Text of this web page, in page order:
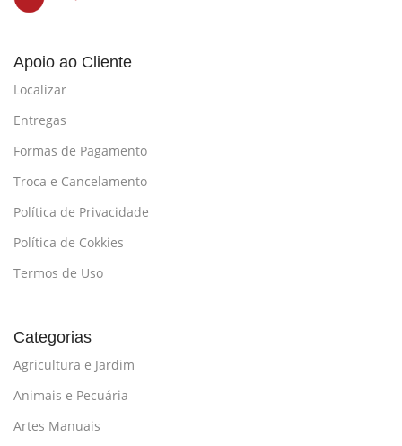
Apoio ao Cliente
Localizar
Entregas
Formas de Pagamento
Troca e Cancelamento
Política de Privacidade
Política de Cokkies
Termos de Uso
Categorias
Agricultura e Jardim
Animais e Pecuária
Artes Manuais